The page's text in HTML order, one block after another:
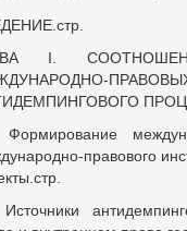
I.
правового